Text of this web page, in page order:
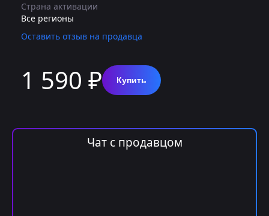
Страна активации
Все регионы
Оставить отзыв на продавца
1 590 ₽ Купить
Чат с продавцом